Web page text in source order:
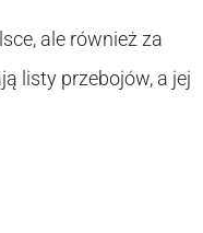
ale również za
listy przebojów, a jej